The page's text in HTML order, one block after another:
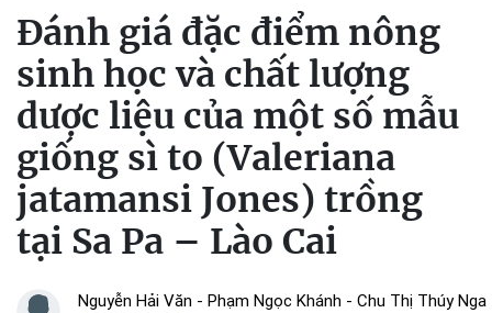
Đánh giá đặc điểm nông
sinh học và chất lượng
dược liệu của một số mẫu
giống sì to (Valeriana
jatamansi Jones) trồng
tại Sa Pa – Lào Cai
Nguyễn Hải Văn - Phạm Ngọc Khánh - Chu Thị Thúy